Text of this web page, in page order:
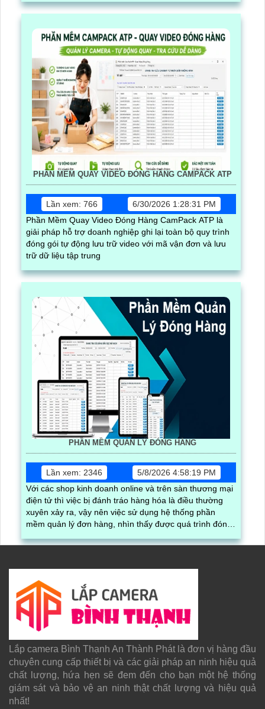
PHẦN MỀM QUAY VIDEO ĐÓNG HÀNG CAMPACK ATP
Lần xem: 766
6/30/2026 1:28:31 PM
Phần Mềm Quay Video Đóng Hàng CamPack ATP là
giải pháp hỗ trợ doanh nghiệp ghi lại toàn bộ quy trình
đóng gói tự động lưu trữ video với mã vận đơn và lưu
trữ dữ liệu tập trung
PHẦN MỀM QUẢN LÝ ĐÓNG HÀNG
Lần xem: 2346
5/8/2026 4:58:19 PM
Với các shop kinh doanh online và trên sàn thương mại
điện tử thì việc bị đánh tráo hàng hóa là điều thường
xuyên xảy ra, vậy nên việc sử dụng hệ thống phần
mềm quản lý đơn hàng, nhìn thấy được quá trình đóng
được ghi lại một cách dễ dàng
Lắp camera Bình Thạnh An Thành Phát là đơn vị hàng đầu
chuyên cung cấp thiết bị và các giải pháp an ninh hiệu quả
chất lượng, hứa hẹn sẽ đem đến cho bạn một hệ thống
giám sát và bảo vệ an ninh thật chất lượng và hiệu quả
nhất!